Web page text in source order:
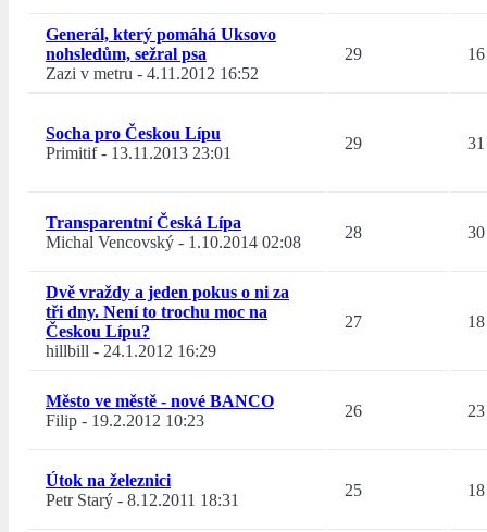
Generál, který pomáhá Uksovo
nohsledům, sežral psa
Zazi v metru - 4.11.2012 16:52
29
Socha pro Českou Lípu
Primitif- 13.11.2013 23:01
29
Transparentní Česká Lípa
Michal Vencovský - 1.10.2014 02:08
28
Dvě vraždy a jeden pokus o ni za
tři dny. Není to trochu moc na
Českou Lípu?
hillbill - 24.1.2012 16:29
27
Město ve městě - nové BANCO
Filip - 19.2.2012 10:23
26
Útok na železnici
Petr Starý - 8.12.2011 18:31
25